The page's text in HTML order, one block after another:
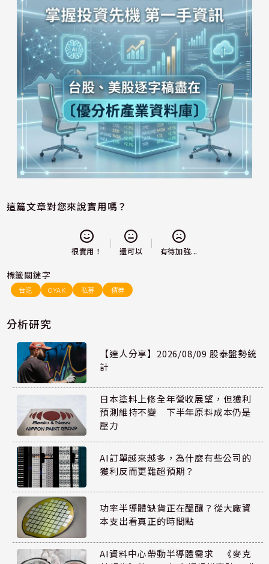
這篇文章對您來說實用嗎？
很實用！ 還可以 有待加強...
標籤關鍵字
台泥 OYAK 私募 債券
分析研究
【達人分享】2026/08/09 股泰盤勢統
計
日本塗料上修全年營收展望，但獲利
預測維持不變 下半年原料成本仍是
壓力
AI訂單越來越多，為什麼有些公司的
獲利反而更難超預期？
功率半導體缺貨正在醞釀？從大廠資
本支出看真正的時間點
AI資料中心帶動半導體需求 《麥克